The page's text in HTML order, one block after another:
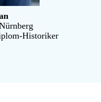
Historiker